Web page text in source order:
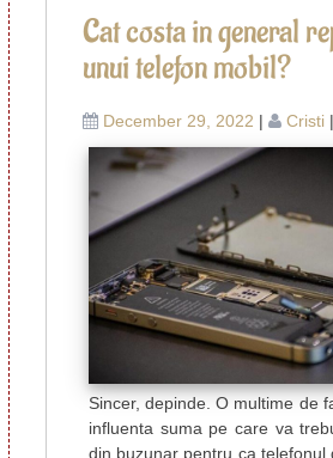
Cat costa in general
unui telefon mobil?
December 29, 2022 | Cristi |
Sincer, depinde. O multime de
influenta suma pe care va
din buzunar pentru ca telefonul